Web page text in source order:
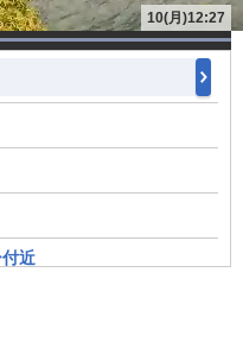
10(月)12:27
近